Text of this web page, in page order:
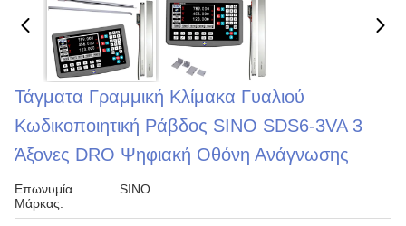
Τάγματα Γραμμική Κλίμακα Γυαλιού
Κωδικοποιητική Ράβδος SINO SDS6-3VA 3
Άξονες DRO Ψηφιακή Οθόνη Ανάγνωσης
Επωνυμία
Μάρκας:
SINO